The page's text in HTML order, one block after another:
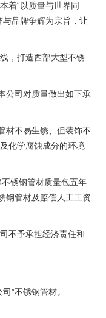
着“以质量与世界同
品牌争辉为宗旨，让
，打造西部大型不锈
公司对质量做出如下承
材不易生锈、但装饰不
化学腐蚀成分的环境
锈钢管材质量包五年
钢管材及赔偿人工工资
不予承担经济责任和
”不锈钢管材。